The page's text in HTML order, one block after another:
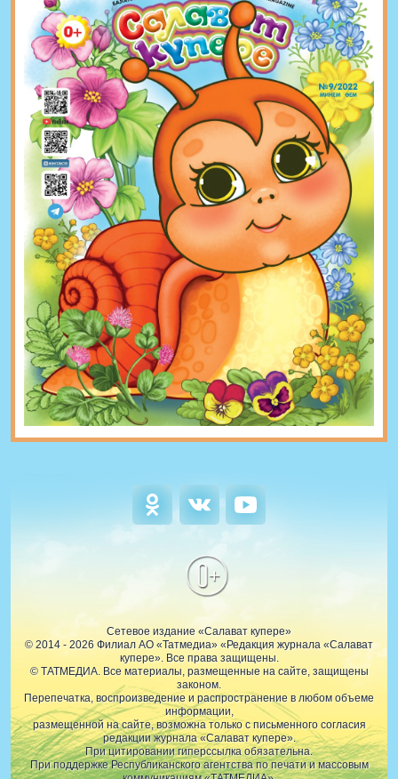
0+
Сетевое издание «Салават купере»
© 2014 - 2026 Филиал АО «Татмедиа» «Редакция журнала «Салават
купере». Все права защищены.
© ТАТМЕДИА. Все материалы, размещенные на сайте, защищены
законом.
Перепечатка, воспроизведение и распространение в любом объеме
информации,
размещенной на сайте, возможна только с письменного согласия
редакции журнала «Салават купере».
При цитировании гиперссылка обязательна.
При поддержке Республиканского агентства по печати и массовым